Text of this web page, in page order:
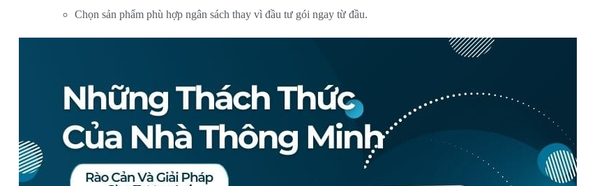
Chọn sản phẩm phù hợp ngân sách thay vì đầu tư gói ngay từ đầu.